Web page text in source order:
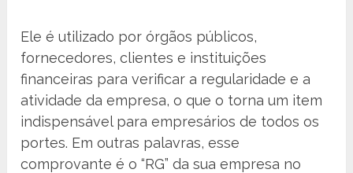
Ele é utilizado por órgãos públicos,
fornecedores, clientes e instituições
financeiras para verificar a regularidade e a
atividade da empresa, o que o torna um item
indispensável para empresários de todos os
portes. Em outras palavras, esse
comprovante é o “RG” da sua empresa no